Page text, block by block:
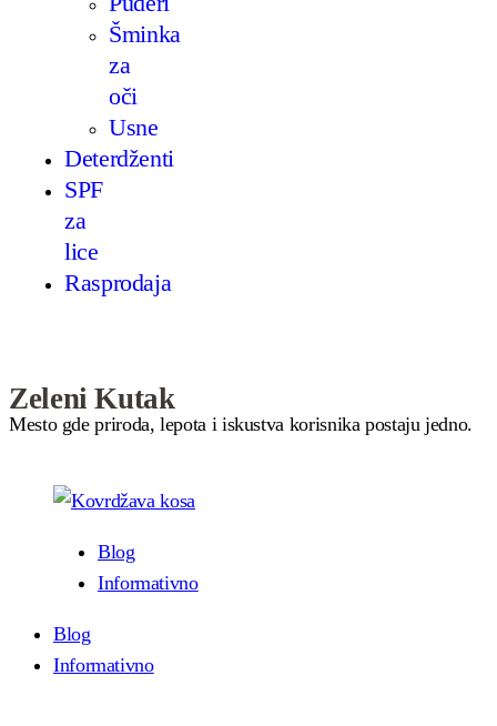
Šminka
za
oči
Usne
Deterdženti
SPF
za
lice
Rasprodaja
Zeleni Kutak
Mesto gde priroda, lepota i iskustva korisnika postaju jedno.
Blog
Informativno
Blog
Informativno